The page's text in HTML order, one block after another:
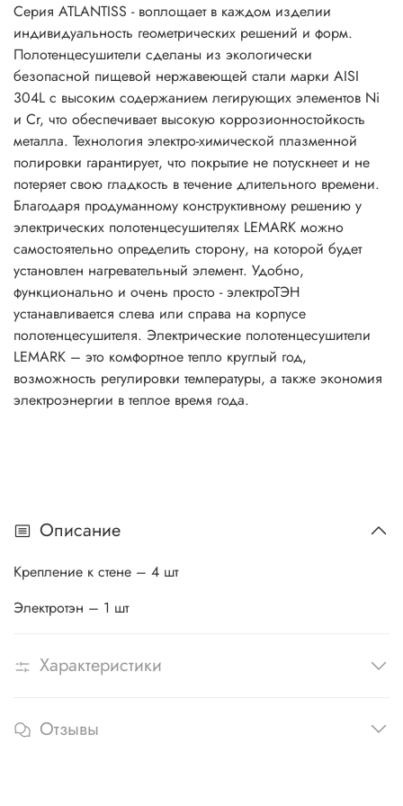
Серия ATLANTISS - воплощает в каждом изделии
индивидуальность геометрических решений и форм.
Полотенцесушители сделаны из экологически
безопасной пищевой нержавеющей стали марки AISI
304L с высоким содержанием легирующих элементов Ni
и Cr, что обеспечивает высокую коррозионностойкость
металла. Технология электро-химической плазменной
полировки гарантирует, что покрытие не потускнеет и не
потеряет свою гладкость в течение длительного времени.
Благодаря продуманному конструктивному решению у
электрических полотенцесушителях LEMARK можно
самостоятельно определить сторону, на которой будет
установлен нагревательный элемент. Удобно,
функционально и очень просто - электроТЭН
устанавливается слева или справа на корпусе
полотенцесушителя. Электрические полотенцесушители
LEMARK – это комфортное тепло круглый год,
возможность регулировки температуры, а также экономия
электроэнергии в теплое время года.
Описание
Крепление к стене – 4 шт
Электротэн – 1 шт
Характеристики
Отзывы